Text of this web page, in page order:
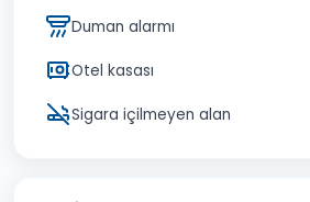
Duman alarmı
Otel kasası
Sigara içilmeyen alan